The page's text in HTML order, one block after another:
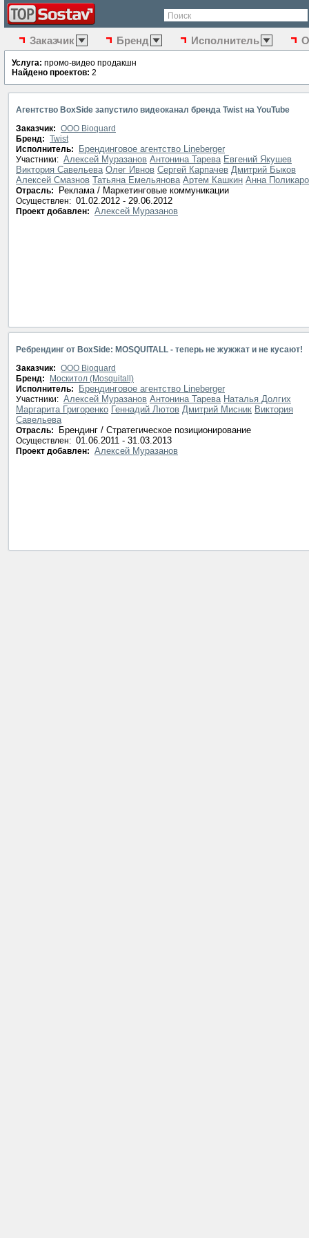
Поиск
Заказчик Бренд Исполнитель
Услуга: промо-видео продакшн
Найдено проектов: 2
Агентство BoxSide запустило видеоканал бренда Twist на YouTube
Заказчик: ООО Bioquard
Бренд: Twist
Исполнитель:
Брендинговое агентство Lineberger
Участники: Алексей Муразанов Антонина Тарева Евгений Якушев
Виктория Савельева Олег Ивнов Сергей Карпачев Дмитрий Быков
Алексей Смазнов Татьяна Емельянова Артем Кашкин Анна
Отрасль: Реклама / Маркетинговые коммуникации
Осуществлен: 01.02.2012 - 29.06.2012
Проект добавлен: Алексей Муразанов
Ребрендинг от BoxSide: MOSQUITALL - теперь не жужжат и не кусают!
Заказчик: ООО Bioquard
Бренд:
Москитол (Mosquitall)
Исполнитель:
Брендинговое агентство Lineberger
Участники: Алексей Муразанов Антонина Тарева Наталья Долгих
Маргарита Григоренко Геннадий Лютов Дмитрий Мисник Виктория
Савельева
Отрасль: Брендинг / Стратегическое позиционирование
Осуществлен: 01.06.2011 - 31.03.2013
Проект добавлен: Алексей Муразанов